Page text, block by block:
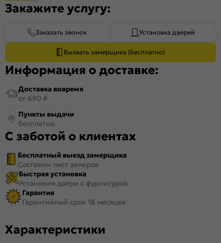
Закажите услугу:
Заказать звонок Установка дверей
Вызвать замерщика (Бесплатно)
Информация о доставке:
Доставка вовремя
от 690 ₽
Пункты выдачи
бесплатно
С заботой о клиентах
Бесплатный выезд замерщика
Составим лист замеров
Быстрая установка
Установим двери с фурнитурой
Гарантия
Гарантийный срок 18 месяцев
Характеристики